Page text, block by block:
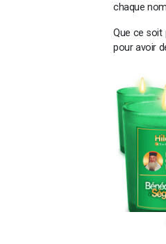
chaque
Que ce soit
pour avoir